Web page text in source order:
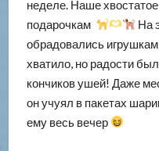
неделе. Наше
подарочкам
На
обрадовались
хватило, но радости
кончиков ушей! Даже
он учуял в пакетах
ему весь вечер